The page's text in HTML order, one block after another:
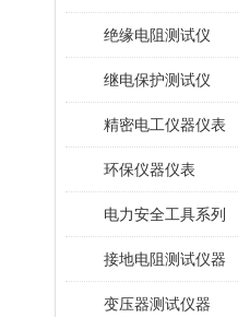
绝缘电阻测试仪
继电保护测试仪
精密电工仪器仪表
环保仪器仪表
电力安全工具系列
接地电阻测试仪器
变压器测试仪器